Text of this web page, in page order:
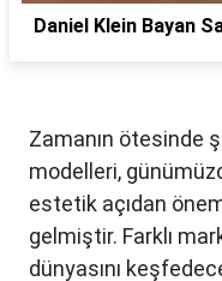
Daniel Klein Bayan
Zamanın ötesinde
modelleri,
estetik açıdan
gelmiştir. Farklı
dünyasını